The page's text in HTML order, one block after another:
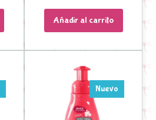
Añadir al carrito
Nuevo